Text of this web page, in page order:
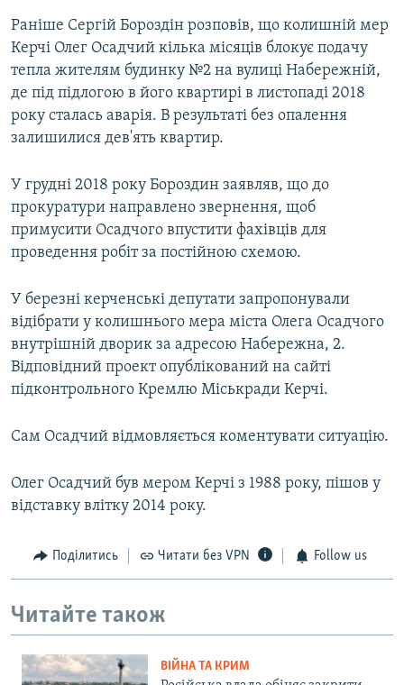
Раніше Сергій Бороздін розповів, що колишній мер
Керчі Олег Осадчий кілька місяців блокує подачу
тепла жителям будинку №2 на вулиці Набережній,
де під підлогою в його квартирі в листопаді 2018
року сталась аварія. В результаті без опалення
залишилися дев'ять квартир.
У грудні 2018 року Бороздин заявляв, що до
прокуратури направлено звернення, щоб
примусити Осадчого впустити фахівців для
проведення робіт за постійною схемою.
У березні керченські депутати запропонували
відібрати у колишнього мера міста Олега Осадчого
внутрішній дворик за адресою Набережна, 2.
Відповідний проект опублікований на сайті
підконтрольного Кремлю Міськради Керчі.
Сам Осадчий відмовляється коментувати ситуацію.
Олег Осадчий був мером Керчі з 1988 року, пішов у
відставку влітку 2014 року.
Поділитись Читати без VPN Follow us
Читайте також
ВІЙНА ТА КРИМ